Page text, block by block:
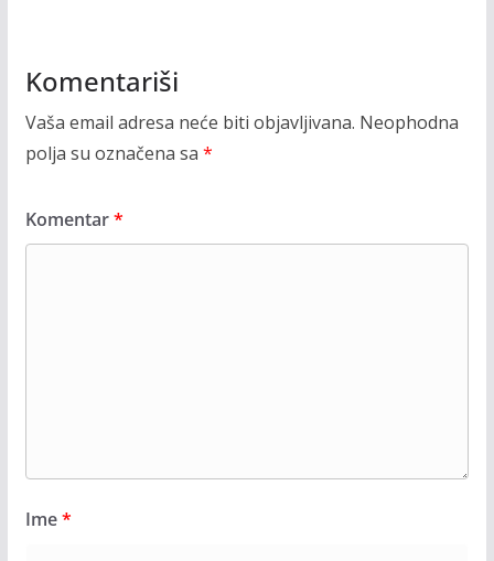
Komentariši
Vaša email adresa neće biti objavljivana. Neophodna
polja su označena sa *
Komentar*
Ime*